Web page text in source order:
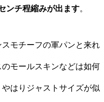
ンチ程縮みが出ます。
モチーフの軍パンと来れ
モールスキンなどは如何
はりジャストサイズが似